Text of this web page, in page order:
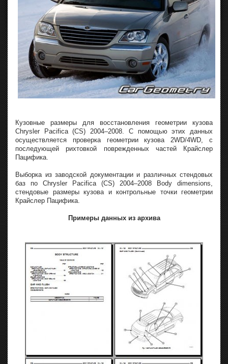
Кузовные размеры для восстановления геометрии кузова
Chrysler Pacifica (CS) 2004–2008. С помощью этих данных
осуществляется проверка геометрии кузова 2WD/4WD, с
последующей рихтовкой поврежденных частей Крайслер
Пацифика.
Выборка из заводской документации и различных стендовых
баз по Chrysler Pacifica (CS) 2004–2008 Body dimensions,
стендовые размеры кузова и контрольные точки геометрии
Крайслер Пацифика.
Примеры данных из архива